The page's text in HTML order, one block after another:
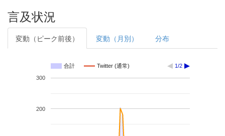
言及状況
変動（ピーク前後） 変動（月別） 分布
合計 Twitter (通常) 1/2
200
300